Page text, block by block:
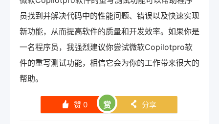
员找到并解决代码中的性能问题、错误以及快速实现
新功能，从而提高软件的质量和开发效率。如果你是
一名程序员，我强烈建议你尝试微软Copilotpro软
件的重写测试功能，相信它会为你的工作带来很大的
帮助。
󰄼 赞 0 赏 󰄯 分享